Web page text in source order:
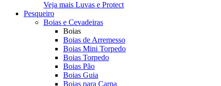
Veja mais Luvas e Protect
Pesqueiro
Boias e Cevadeiras
Boias
Boias de Arremesso
Boias Mini Torpedo
Boias Torpedo
Boias Pão
Boias Guia
Boias para Carpa